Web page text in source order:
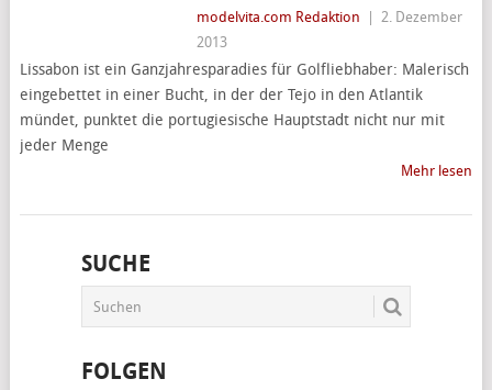
modelvita.com Redaktion
2. Dezember
2013
Lissabon ist ein Ganzjahresparadies für Golfliebhaber: Malerisch
eingebettet in einer Bucht, in der der Tejo in den Atlantik
mündet, punktet die portugiesische Hauptstadt nicht nur mit
jeder Menge
Mehr lesen
SUCHE
FOLGEN